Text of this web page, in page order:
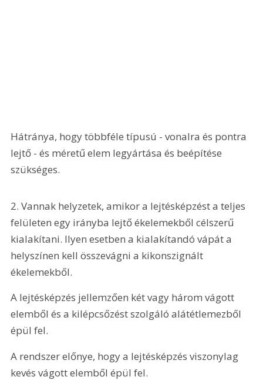
Hátránya, hogy többféle típusú - vonalra és pontra
lejtő - és méretű elem legyártása és beépítése
szükséges.
2. Vannak helyzetek, amikor a lejtésképzést a teljes
felületen egy irányba lejtő ékelemekből célszerű
kialakítani. Ilyen esetben a kialakítandó vápát a
helyszínen kell összevágni a kikonszignált
ékelemekből.
A lejtésképzés jellemzően két vagy három vágott
elemből és a kilépcsőzést szolgáló alátétlemezből
épül fel.
A rendszer előnye, hogy a lejtésképzés viszonylag
kevés vágott elemből épül fel.